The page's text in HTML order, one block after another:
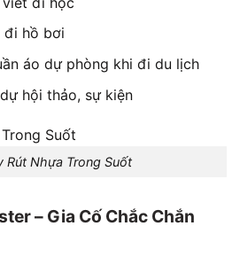
đi hồ bơi
áo dự phòng khi đi du lịch
hội thảo, sự kiện
Rút Nhựa Trong Suốt
– Gia Cố Chắc Chắn